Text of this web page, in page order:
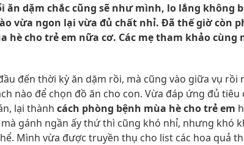
ăn dặm chắc cũng sẽ như mình, lo lắng không
vừa ngon lại vừa đủ chất nhỉ. Đã thế giờ còn
hè cho trẻ em nữa cơ. Các mẹ tham khảo cùng
đến thời kỳ ăn dặm rồi, mà cũng vào giữa vụ rồi
nào để chọn đồ ăn cho con. Vừa đáp ứng đủ tiêu
lại thành cách phòng bệnh mùa hè cho trẻ em
gánh ngần ấy thứ thì cũng khó nhỉ, nhưng khó
Mình vừa được truyền thụ cho list các hoa quả